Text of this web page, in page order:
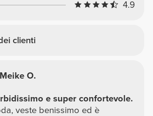
4.9
clienti
Meike O.
e super confortevole.
veste benissimo ed è